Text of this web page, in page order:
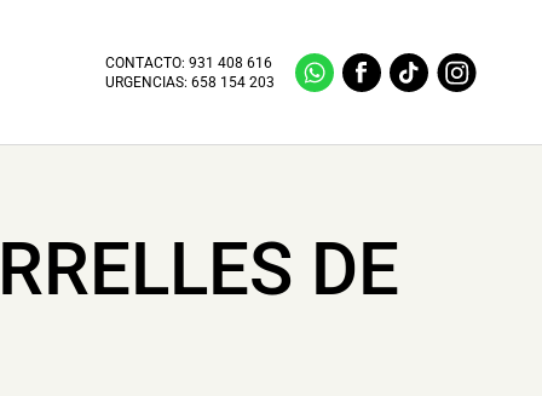
CONTACTO:931 408 616
URGENCIAS:658 154 203
DE